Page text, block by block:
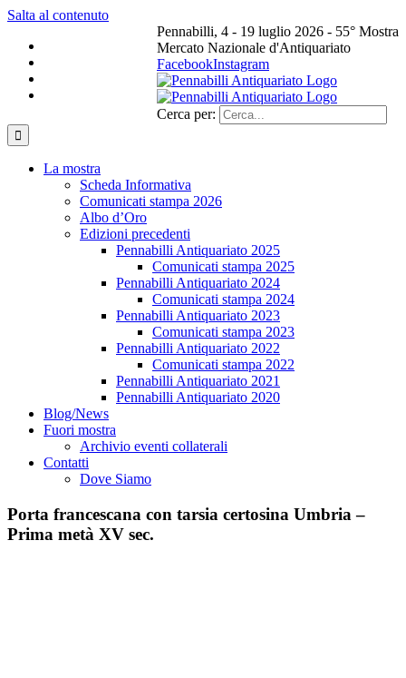
Salta al contenuto
Pennabilli, 4 - 19 luglio 2026 - 55° Mostra
Mercato Nazionale d'Antiquariato
FacebookInstagram
Cerca per:
La mostra
Scheda Informativa
Comunicati stampa 2026
Albo d’Oro
Edizioni precedenti
Pennabilli Antiquariato 2025
Comunicati stampa 2025
Pennabilli Antiquariato 2024
Comunicati stampa 2024
Pennabilli Antiquariato 2023
Comunicati stampa 2023
Pennabilli Antiquariato 2022
Comunicati stampa 2022
Pennabilli Antiquariato 2021
Pennabilli Antiquariato 2020
Blog/News
Fuori mostra
Archivio eventi collaterali
Contatti
Dove Siamo
Porta francescana con tarsia certosina Umbria –
Prima metà XV sec.